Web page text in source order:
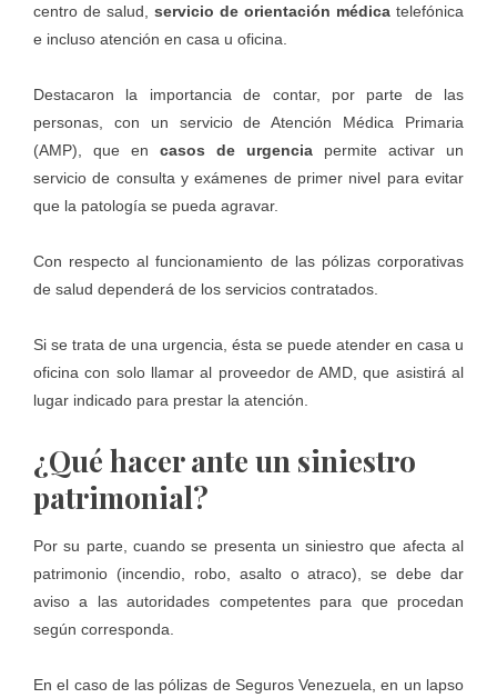
centro de salud, servicio de orientación médica telefónica
e incluso atención en casa u oficina.
Destacaron la importancia de contar, por parte de las
personas, con un servicio de Atención Médica Primaria
(AMP), que en casos de urgencia permite activar un
servicio de consulta y exámenes de primer nivel para evitar
que la patología se pueda agravar.
Con respecto al funcionamiento de las pólizas corporativas
de salud dependerá de los servicios contratados.
Si se trata de una urgencia, ésta se puede atender en casa u
oficina con solo llamar al proveedor de AMD, que asistirá al
lugar indicado para prestar la atención.
¿Qué hacer ante un siniestro
patrimonial?
Por su parte, cuando se presenta un siniestro que afecta al
patrimonio (incendio, robo, asalto o atraco), se debe dar
aviso a las autoridades competentes para que procedan
según corresponda.
En el caso de las pólizas de Seguros Venezuela, en un lapso